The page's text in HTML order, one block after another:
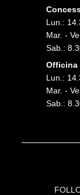
Lun.:
Mar. -
Sab.:
Officina
Lun.:
Mar. -
Sab.: